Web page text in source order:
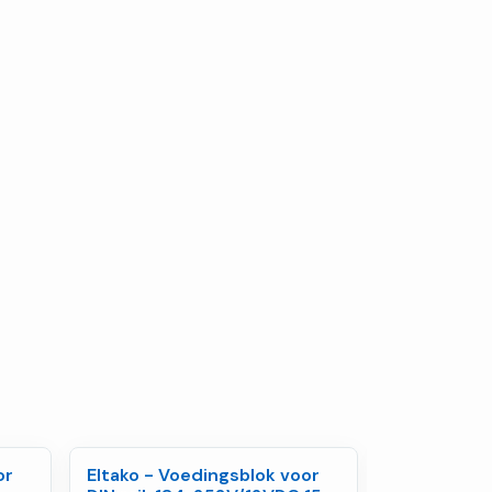
Eltako - Voedingsblok voor